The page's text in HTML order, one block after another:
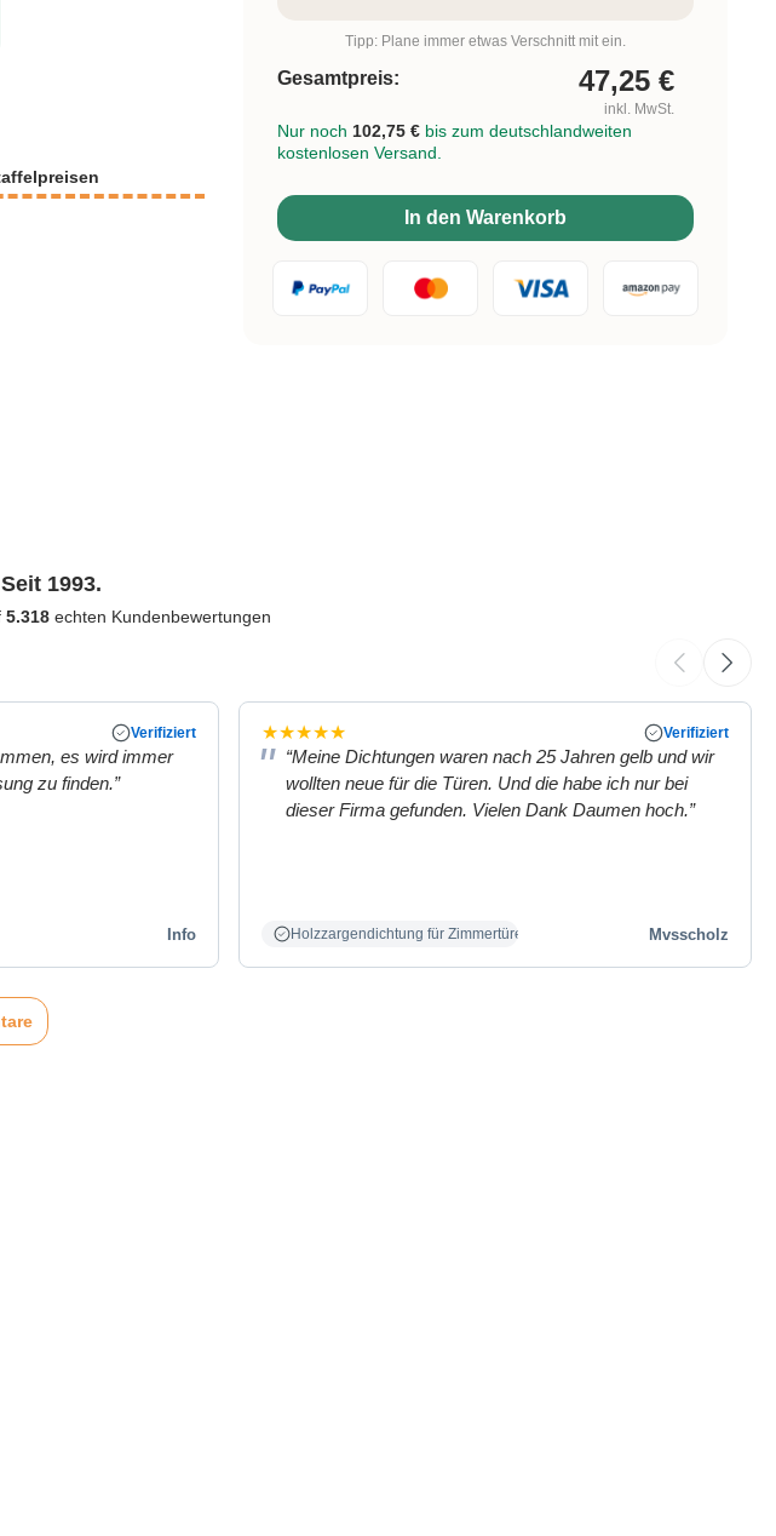
Tipp: Plane immer etwas Verschnitt mit ein.
Gesamtpreis: 47,25 €
inkl. MwSt.
Nur noch 102,75 € bis zum deutschlandweiten
kostenlosen Versand.
In den Warenkorb
1993.
5.318 echten Kundenbewertungen
Verifiziert
es wird immer
zu finden.”
Partner Info
★★★★★ Verifiziert
“Meine Dichtungen waren nach 25 Jahren gelb und wir
wollten neue für die Türen. Und die habe ich nur bei
dieser Firma gefunden. Vielen Dank Daumen hoch.”
Holzzargendichtung für Zimmertüren weiß. Mvsscholz